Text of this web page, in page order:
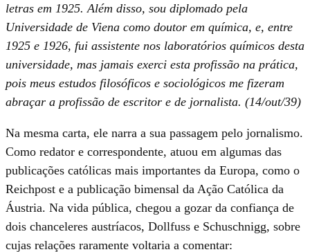
letras em 1925. Além disso, sou diplomado pela
Universidade de Viena como doutor em química, e, entre
1925 e 1926, fui assistente nos laboratórios químicos desta
universidade, mas jamais exerci esta profissão na prática,
pois meus estudos filosóficos e sociológicos me fizeram
abraçar a profissão de escritor e de jornalista. (14/out/39)
Na mesma carta, ele narra a sua passagem pelo jornalismo.
Como redator e correspondente, atuou em algumas das
publicações católicas mais importantes da Europa, como o
Reichpost e a publicação bimensal da Ação Católica da
Áustria. Na vida pública, chegou a gozar da confiança de
dois chanceleres austríacos, Dollfuss e Schuschnigg, sobre
cujas relações raramente voltaria a comentar: